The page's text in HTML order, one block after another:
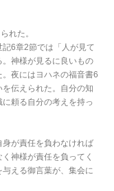
れた。
記6章2節では「人が見て
神様が見るに良いもの
夜にはヨハネの福音書6
伝えられた。自分の知
頼る自分の考えを持っ
が責任を負わなければ
神様が責任を負ってく
える御言葉が、集会に